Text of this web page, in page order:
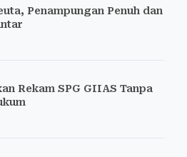
Penampungan Penuh dan
Rekam SPG GIIAS Tanpa